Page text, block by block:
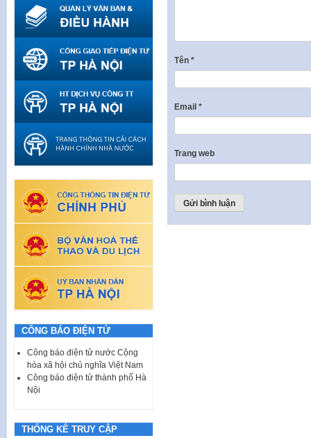
Tên *
Email *
Trang web
CÔNG BÁO ĐIỆN TỬ
Công báo điện tử nước Cộng
hòa xã hội chủ nghĩa Việt Nam
Công báo điện tử thành phố Hà
Nội
THỐNG KÊ TRUY CẬP